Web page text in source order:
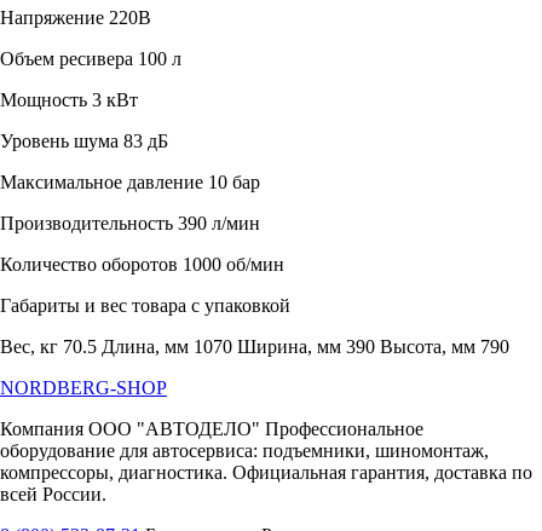
Напряжение 220В
Объем ресивера 100 л
Мощность 3 кВт
Уровень шума 83 дБ
Максимальное давление 10 бар
Производительность 390 л/мин
Количество оборотов 1000 об/мин
Габариты и вес товара с упаковкой
Вес, кг 70.5 Длина, мм 1070 Ширина, мм 390 Высота, мм 790
NORDBERG-SHOP
Компания ООО "АВТОДЕЛО" Профессиональное
оборудование для автосервиса: подъемники, шиномонтаж,
компрессоры, диагностика. Официальная гарантия, доставка по
всей России.